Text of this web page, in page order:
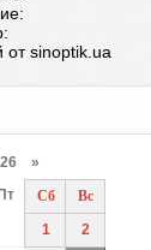
отsinoptik.ua
»
Сб
Вс
1
2